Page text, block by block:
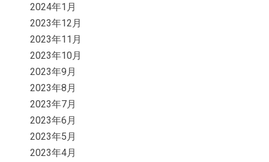
2024年1月
2023年12月
2023年11月
2023年10月
2023年9月
2023年8月
2023年7月
2023年6月
2023年5月
2023年4月